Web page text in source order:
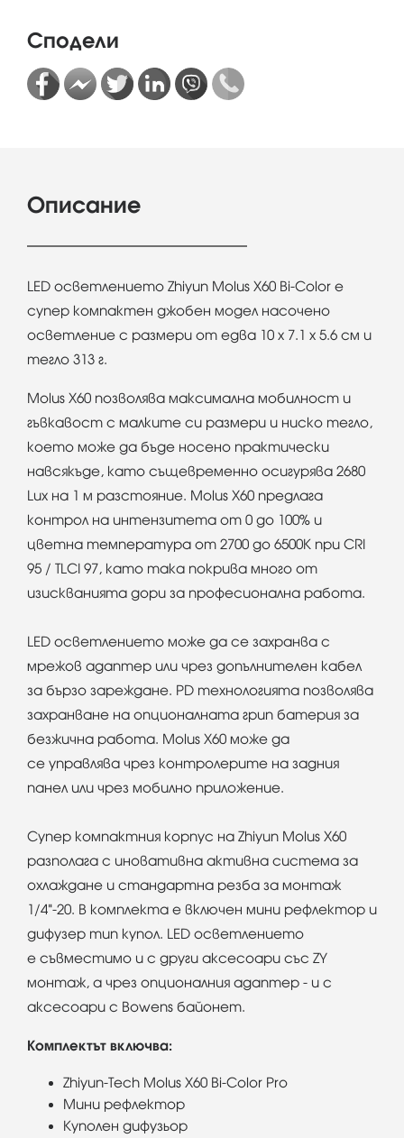
Сподели
Описание
LED осветлението Zhiyun Molus X60 Bi-Color е
супер компактен джобен модел насочено
осветление с размери от едва 10 х 7.1 х 5.6 см и
тегло 313 г.
Molus X60 позволява максимална мобилност и
гъвкавост с малките си размери и ниско тегло,
което може да бъде носено практически
навсякъде, като същевременно осигурява 2680
Lux на 1 м разстояние. Molus Х60 предлага
контрол на интензитета от 0 до 100% и
цветна температура от 2700 до 6500K при CRI
95 / TLCI 97, като така покрива много от
изискванията дори за професионална работа.
LED осветлението може да се захранва с
мрежов адаптер или чрез допълнителен кабел
за бързо зареждане. PD технологията позволява
захранване на опционалната грип батерия за
безжична работа. Molus X60 може да
се управлява чрез контролерите на задния
панел или чрез мобилно приложение.
Супер компактния корпус на Zhiyun Molus X60
разполага с иновативна активна система за
охлаждане и стандартна резба за монтаж
1/4"-20. В комплекта е включен мини рефлектор и
дифузер тип купол. LED осветлението
е съвместимо и с други аксесоари със ZY
монтаж, а чрез опционалния адаптер - и с
аксесоари с Bowens байонет.
Комплектът включва:
Zhiyun-Tech Molus X60 Bi-Color Pro
Мини рефлектор
Куполен дифузьор